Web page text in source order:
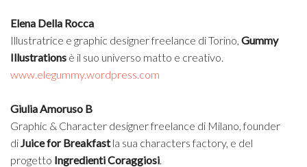
Elena Della Rocca
Illustratrice e graphic designer freelance di Torino, Gummy
Illustrations è il suo universo matto e creativo.
www.elegummy.wordpress.com
Giulia Amoruso B
Graphic & Character designer freelance di Milano, founder
diJuice for Breakfastla sua characters factory, e del
progetto Ingredienti Coraggiosi.